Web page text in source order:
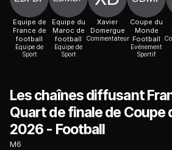
Equipe de
France de
football
Equipe de
Sport
Equipe du
Maroc de
football
Equipe de
Sport
Xavier
Domergue
Commentateur
Coupe du
Monde
Football
Evénement
Sportif
Les chaînes diffusant
Quart de finale de Coupe
2026 - Football
M6